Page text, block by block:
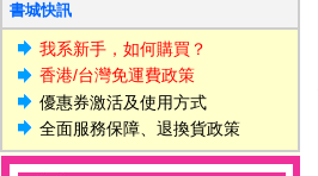
書城快訊
我系新手，如何購買？
香港/台灣免運費政策
優惠券激活及使用方式
全面服務保障、退換貨政策